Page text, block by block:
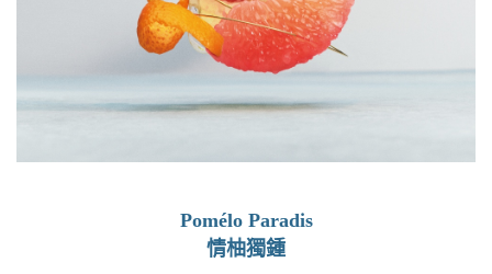
Pomélo Paradis
情柚獨鍾